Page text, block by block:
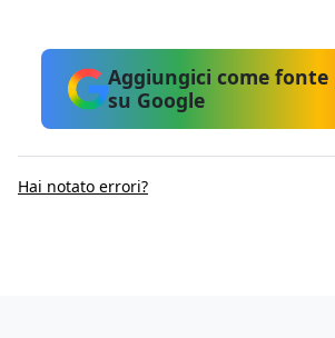
Aggiungici come
su Google
Hai notato errori?